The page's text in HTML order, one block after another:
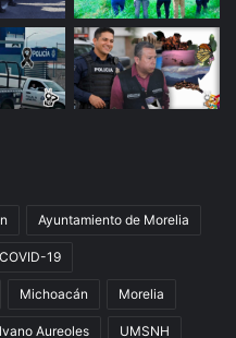
Ayuntamiento de Morelia
COVID-19
Michoacán Morelia
Aureoles UMSNH